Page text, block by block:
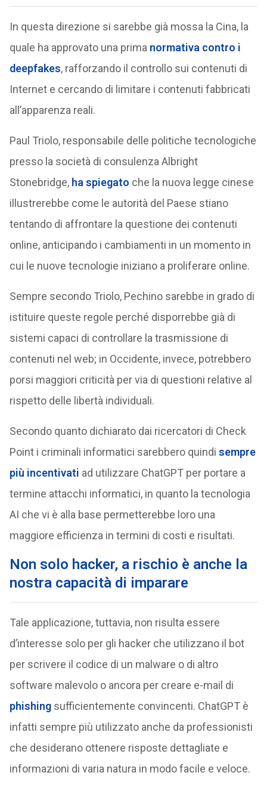
In questa direzione si sarebbe già mossa la Cina, la
quale ha approvato una prima normativa contro i
deepfakes, rafforzando il controllo sui contenuti di
Internet e cercando di limitare i contenuti fabbricati
all’apparenza reali.
Paul Triolo, responsabile delle politiche tecnologiche
presso la società di consulenza Albright
Stonebridge, ha spiegato che la nuova legge cinese
illustrerebbe come le autorità del Paese stiano
tentando di affrontare la questione dei contenuti
online, anticipando i cambiamenti in un momento in
cui le nuove tecnologie iniziano a proliferare online.
Sempre secondo Triolo, Pechino sarebbe in grado di
istituire queste regole perché disporrebbe già di
sistemi capaci di controllare la trasmissione di
contenuti nel web; in Occidente, invece, potrebbero
porsi maggiori criticità per via di questioni relative al
rispetto delle libertà individuali.
Secondo quanto dichiarato dai ricercatori di Check
Point i criminali informatici sarebbero quindi sempre
più incentivati ad utilizzare ChatGPT per portare a
termine attacchi informatici, in quanto la tecnologia
AI che vi è alla base permetterebbe loro una
maggiore efficienza in termini di costi e risultati.
Non solo hacker, a rischio è anche la
nostra capacità di imparare
Tale applicazione, tuttavia, non risulta essere
d’interesse solo per gli hacker che utilizzano il bot
per scrivere il codice di un malware o di altro
software malevolo o ancora per creare e-mail di
phishingsufficientemente convincenti. ChatGPT è
infatti sempre più utilizzato anche da professionisti
che desiderano ottenere risposte dettagliate e
informazioni di varia natura in modo facile e veloce.